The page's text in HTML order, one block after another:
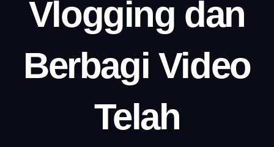
Vlogging dan
Berbagi Video
Telah